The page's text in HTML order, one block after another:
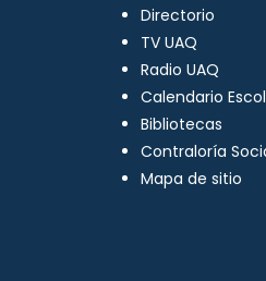
Directorio
TV UAQ
Radio UAQ
Calendario
Bibliotecas
Contraloría
Mapa de sitio